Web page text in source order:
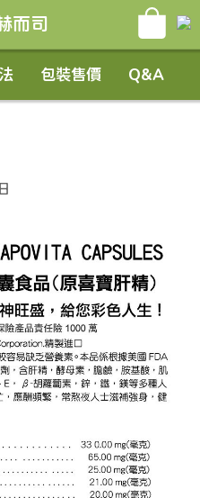
而司
包裝售價 Q&A